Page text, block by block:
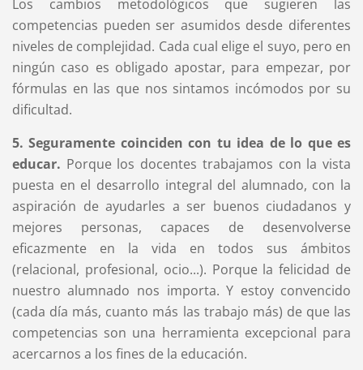
Los cambios metodológicos que sugieren las
competencias pueden ser asumidos desde diferentes
niveles de complejidad. Cada cual elige el suyo, pero en
ningún caso es obligado apostar, para empezar, por
fórmulas en las que nos sintamos incómodos por su
dificultad.
5. Seguramente coinciden con tu idea de lo que es
educar. Porque los docentes trabajamos con la vista
puesta en el desarrollo integral del alumnado, con la
aspiración de ayudarles a ser buenos ciudadanos y
mejores personas, capaces de desenvolverse
eficazmente en la vida en todos sus ámbitos
(relacional, profesional, ocio...). Porque la felicidad de
nuestro alumnado nos importa. Y estoy convencido
(cada día más, cuanto más las trabajo más) de que las
competencias son una herramienta excepcional para
acercarnos a los fines de la educación.